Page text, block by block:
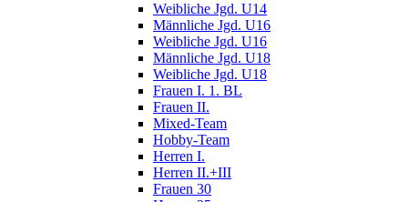
Weibliche Jgd. U14
Männliche Jgd. U16
Weibliche Jgd. U16
Männliche Jgd. U18
Weibliche Jgd. U18
Frauen I. 1. BL
Frauen II.
Mixed-Team
Hobby-Team
Herren I.
Herren II.+III
Frauen 30